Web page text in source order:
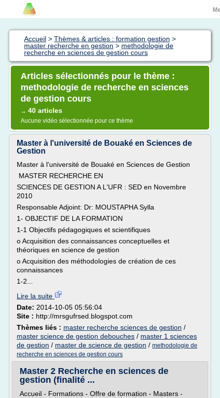
Accueil > Thèmes & articles : formation gestion >
master recherche en gestion > methodologie de
recherche en sciences de gestion cours
Articles sélectionnés pour le thème :
methodologie de recherche en sciences
de gestion cours
→ 40 articles
Aucune vidéo sélectionnée pour ce thème
Master à l'université de Bouaké en Sciences de
Gestion
Master à l'université de Bouaké en Sciences de Gestion
MASTER RECHERCHE EN
SCIENCES DE GESTION A L'UFR : SED en Novembre
2010
Responsable Adjoint: Dr: MOUSTAPHA Sylla
1- OBJECTIF DE LA FORMATION
1-1 Objectifs pédagogiques et scientifiques
o Acquisition des connaissances conceptuelles et
théoriques en science de gestion
o Acquisition des méthodologies de création de ces
connaissances
1-2...
Lire la suite
Date: 2014-10-05 05:56:04
Site : http://mrsgufrsed.blogspot.com
Thèmes liés : master recherche sciences de gestion /
master science de gestion debouches / master 1 sciences
de gestion / master de science de gestion / methodologie de
recherche en sciences de gestion cours
Master 2 Recherche en sciences de
gestion (finalité ...
Accueil - Formations - Offre de formation - Masters -